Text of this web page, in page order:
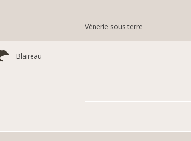
Vènerie sous terre
Blaireau